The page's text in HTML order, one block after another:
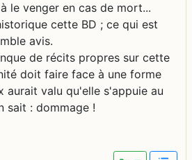
le venger en cas de mort...
cette BD ; ce qui est
avis.
de récits propres sur cette
doit faire face à une forme
aurait valu qu'elle s'appuie au
sait : dommage !